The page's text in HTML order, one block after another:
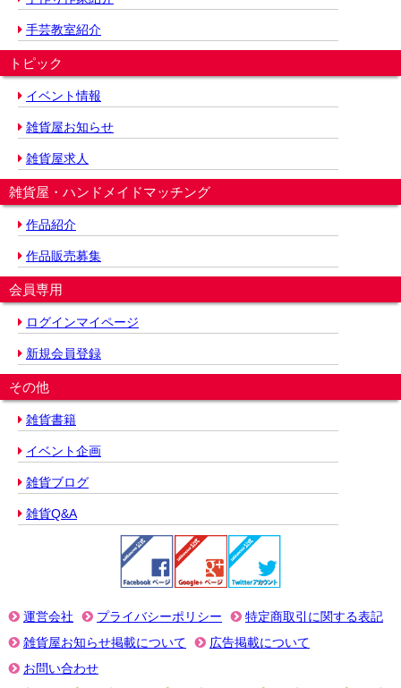
手芸教室紹介
トピック
イベント情報
雑貨屋お知らせ
雑貨屋求人
雑貨屋・ハンドメイドマッチング
作品紹介
作品販売募集
会員専用
ログインマイページ
新規会員登録
その他
雑貨書籍
イベント企画
雑貨ブログ
雑貨Q&A
運営会社 プライバシーポリシー
特定商取引に関する表記
雑貨屋お知らせ掲載について
広告掲載について
お問い合わせ